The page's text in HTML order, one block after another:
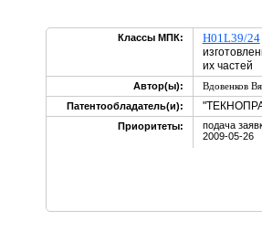
Классы МПК: H01L39/24
их частей
Автор(ы):
Вдовенков
Патентообладатель(и):
Приоритеты:
подача
2009-05-26